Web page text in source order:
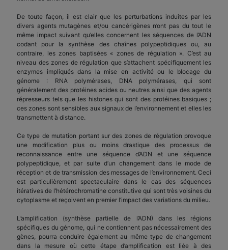
De toute façon, il est clair que les perturbations induites par les
divers agents mutagènes et/ou cancérigènes n’ont pas du tout le
même impact suivant qu’elles concernent les séquences de l’ADN
codant pour la synthèse des chaînes polypeptidiques ou, au
contraire, les zones baptisées « zones de régulation ». C’est au
niveau des zones de régulation que s’attachent spécifiquement les
enzymes impliqués dans la mise en activité ou le blocage du
génome : RNA polymérases, DNA polymérases, qui sont
généralement des protéines acides ou neutres ainsi que des agents
répresseurs tels que les histones qui sont des protéines basiques ;
ces zones sont sensibles aux signaux de l’environnement et elles les
transmettent à distance.
Ce type de mutation portant sur des zones de régulation provoque
une modification plus ou moins drastique des processus de
reconnaissance entre une séquence d’ADN et une séquence
polypeptidique, et par suite d’un changement dans le mode de
réception et de transmission des messages de l’environnement. Ceci
est particulièrement spectaculaire dans le cas des séquences
itératives de l’hétérochromatine constitutive qui sont très voisines du
cytoplasme et reçoivent en premier l’impact des variations du milieu.
L’amplification (synthèse partielle de l’ADN) dans les régions
spécifiques du génome, qui ne contiennent pas nécessairement des
gènes, pourra conduire également au même type de changement
dans la mesure où cette étape d’amplification est liée à des